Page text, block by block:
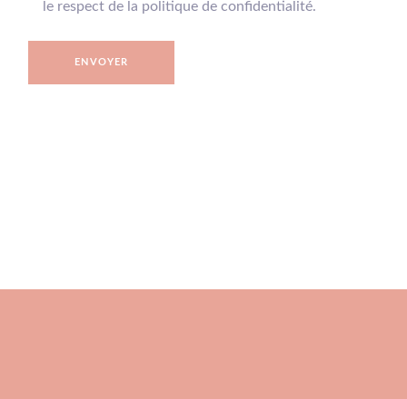
le respect de la politique de confidentialité.
ENVOYER